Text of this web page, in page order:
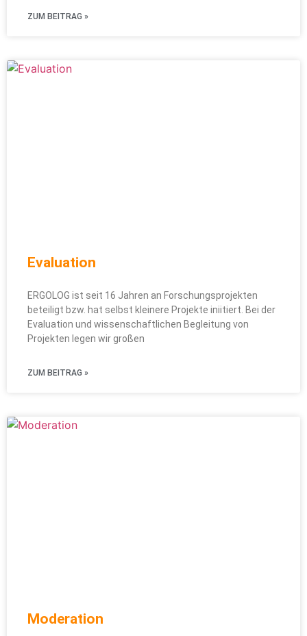
ZUM BEITRAG »
Evaluation
ERGOLOG ist seit 16 Jahren an Forschungsprojekten
beteiligt bzw. hat selbst kleinere Projekte iniitiert. Bei der
Evaluation und wissenschaftlichen Begleitung von
Projekten legen wir großen
ZUM BEITRAG »
Moderation